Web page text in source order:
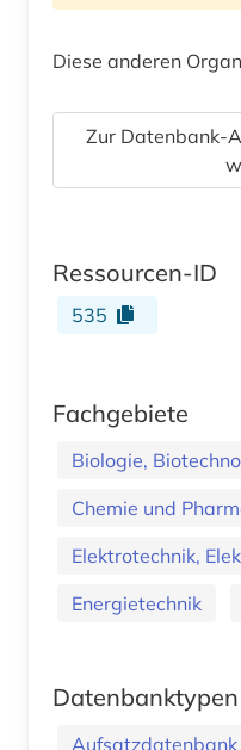
Diese anderen
Zur Datenbank-
Ressourcen-ID
535
Fachgebiete
Biologie,
Chemie und
Elektrotechnik,
Energietechnik
Datenbanktypen
Aufsatzdatenbank